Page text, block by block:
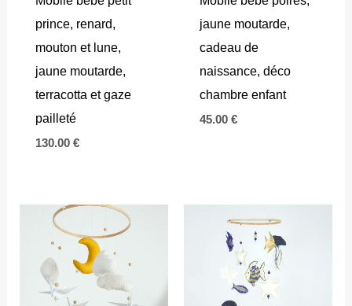
prince, renard,
mouton et lune,
jaune moutarde,
terracotta et gaze
pailleté
130.00 €
jaune moutarde,
cadeau de
naissance, déco
chambre enfant
45.00 €